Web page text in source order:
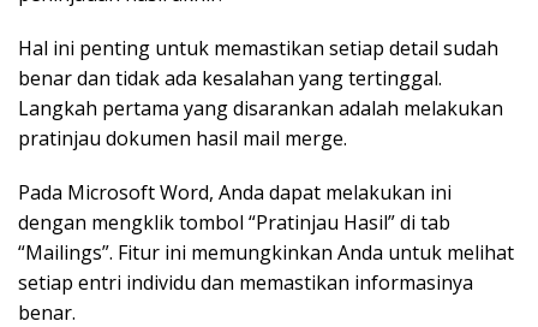
Hal ini penting untuk memastikan setiap detail sudah
benar dan tidak ada kesalahan yang tertinggal.
Langkah pertama yang disarankan adalah melakukan
pratinjau dokumen hasil mail merge.
Pada Microsoft Word, Anda dapat melakukan ini
dengan mengklik tombol “Pratinjau Hasil” di tab
“Mailings”. Fitur ini memungkinkan Anda untuk melihat
setiap entri individu dan memastikan informasinya
benar.